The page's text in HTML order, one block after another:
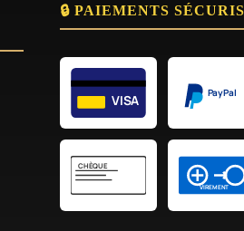
options
être
choisies
sur
page
du
🔒 PAIEMENTS
VISA PayPal
CHÈQUE
VIREMENT